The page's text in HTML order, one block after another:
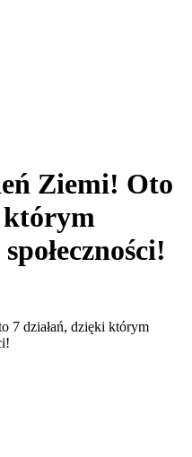
Ziemi! Oto
którym
7 działań, dzięki którym